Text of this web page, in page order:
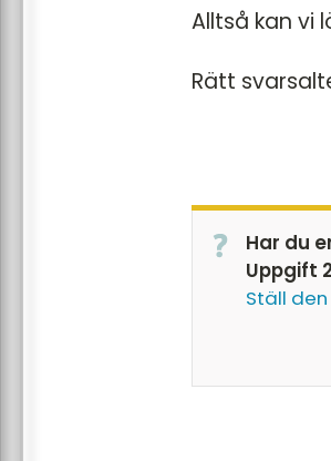
Alltså kan vi
Rätt
Har du
Uppgift
Ställ